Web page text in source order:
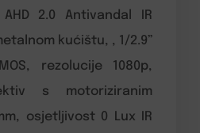
2.0 Antivandal IR
kućištu, , 1/2.9”
rezolucije 1080p,
s motoriziranim
osjetljivost 0 Lux IR